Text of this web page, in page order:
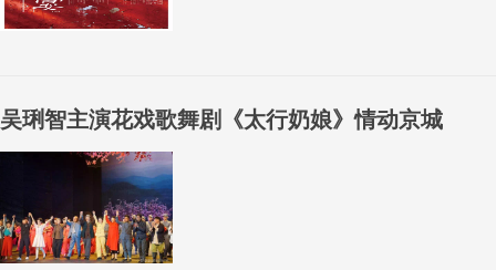
吴琍智主演花戏歌舞剧《太行奶娘》情动京城